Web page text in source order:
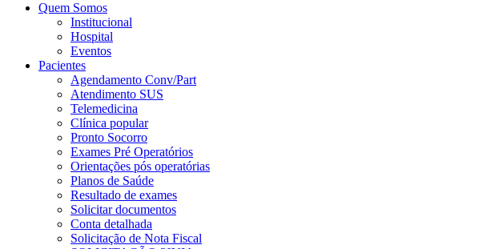
Quem Somos
Institucional
Hospital
Eventos
Pacientes
Agendamento Conv/Part
Atendimento SUS
Telemedicina
Clínica popular
Pronto Socorro
Exames Pré Operatórios
Orientações pós operatórias
Planos de Saúde
Resultado de exames
Solicitar documentos
Conta detalhada
Solicitação de Nota Fiscal